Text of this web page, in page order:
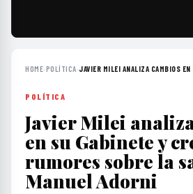
HOME›POLÍTICA›JAVIER MILEI ANALIZA CAMBIOS
POLÍTICA
Javier Milei
en su Gabinete y
rumores sobre la
Manuel Adorni